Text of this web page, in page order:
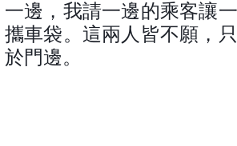
一邊，我請一邊的乘客讓
攜車袋。這兩人皆不願，
於門邊。